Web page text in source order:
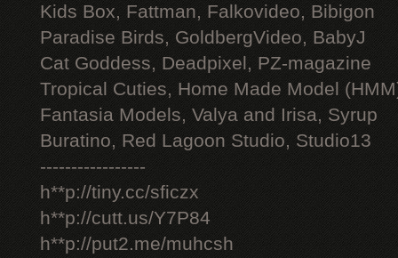
Kids Box, Fattman, Falkovideo, Bibigon
Paradise Birds, GoldbergVideo, BabyJ
Cat Goddess, Deadpixel, PZ-magazine
Tropical Cuties, Home Made Model
Fantasia Models, Valya and Irisa, Syrup
Buratino, Red Lagoon Studio, Studio13
-----------------
h**p://tiny.cc/sficzx
h**p://cutt.us/Y7P84
h**p://put2.me/muhcsh